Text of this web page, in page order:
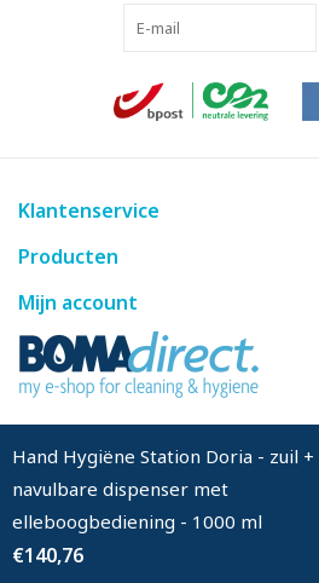
Hand Hygiëne Station Doria - zuil +
navulbare dispenser met
elleboogbediening - 1000 ml
€140,76
Klantenservice
Producten
Mijn account
info@bomadirect.eu
© Copyright 2026 BOMAdirect - Powered by